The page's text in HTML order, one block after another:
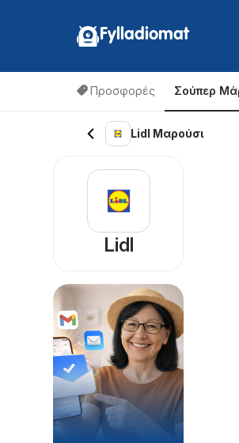
Fylladiomat
Προσφορές Σούπερ
Lidl Μαρούσι
Lidl